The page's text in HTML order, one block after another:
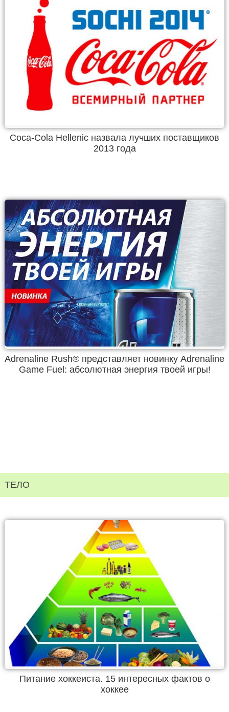
Coca-Cola Hellenic назвала лучших поставщиков
2013 года
Adrenaline Rush® представляет новинку Adrenaline
Game Fuel: абсолютная энергия твоей игры!
ТЕЛО
Питание хоккеиста. 15 интересных фактов о
хоккее